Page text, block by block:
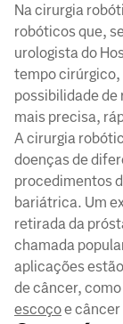
Na cirurgia
robóticos que,
urologista do
tempo cirúrgico,
possibilidade
mais precisa,
A cirurgia
doenças de
procedimentos
bariátrica. Um
retirada da
chamada
aplicações
de câncer, como
escoçoe